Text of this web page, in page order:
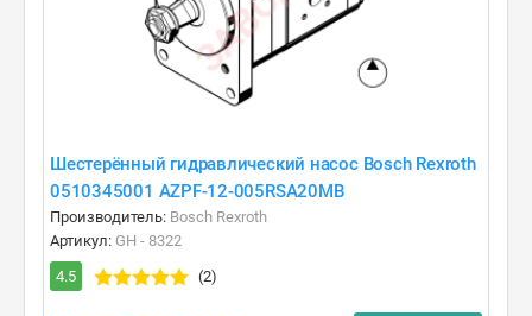
Шестерённый гидравлический насос Bosch Rexroth
0510345001 AZPF-12-005RSA20MB
Производитель: Bosch Rexroth
Артикул: GH - 8322
4.5
(2)